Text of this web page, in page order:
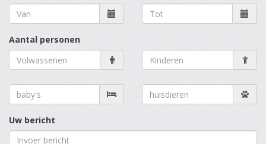
Aantal personen
Uw bericht